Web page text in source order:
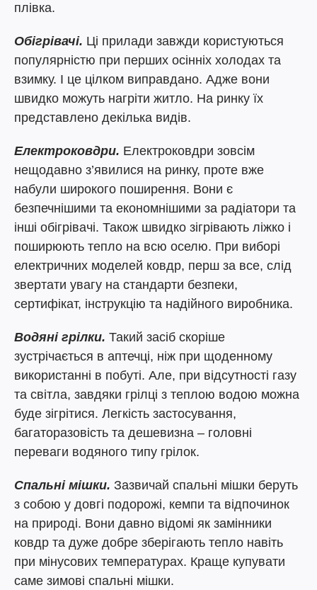
плівка.
Обігрівачі. Ці прилади завжди користуються
популярністю при перших осінніх холодах та
взимку. І це цілком виправдано. Адже вони
швидко можуть нагріти житло. На ринку їх
представлено декілька видів.
Електроковдри. Електроковдри зовсім
нещодавно з’явилися на ринку, проте вже
набули широкого поширення. Вони є
безпечнішими та економнішими за радіатори та
інші обігрівачі. Також швидко зігрівають ліжко і
поширюють тепло на всю оселю. При виборі
електричних моделей ковдр, перш за все, слід
звертати увагу на стандарти безпеки,
сертифікат, інструкцію та надійного виробника.
Водяні грілки. Такий засіб скоріше
зустрічається в аптечці, ніж при щоденному
використанні в побуті. Але, при відсутності газу
та світла, завдяки грілці з теплою водою можна
буде зігрітися. Легкість застосування,
багаторазовість та дешевизна – головні
переваги водяного типу грілок.
Спальні мішки. Зазвичай спальні мішки беруть
з собою у довгі подорожі, кемпи та відпочинок
на природі. Вони давно відомі як замінники
ковдр та дуже добре зберігають тепло навіть
при мінусових температурах. Краще купувати
саме зимові спальні мішки.